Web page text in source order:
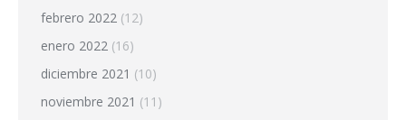
febrero 2022 (12)
enero 2022 (16)
diciembre 2021 (10)
noviembre 2021 (11)